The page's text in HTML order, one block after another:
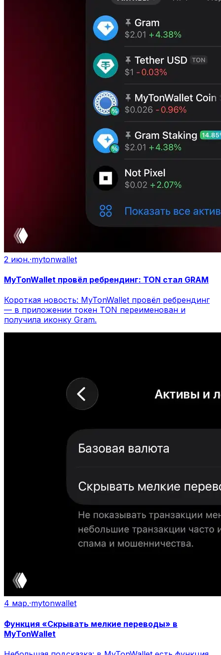
2 июн.·mytonwallet
MyTonWallet провёл ребрендинг: TON стал GRAM
Короткая новость: MyTonWallet провёл ребрендинг
— в приложении токен TON переименован и
получила иконку Gram.
4 мар.·mytonwallet
Функция «Скрывать мелкие переводы» в
MyTonWallet